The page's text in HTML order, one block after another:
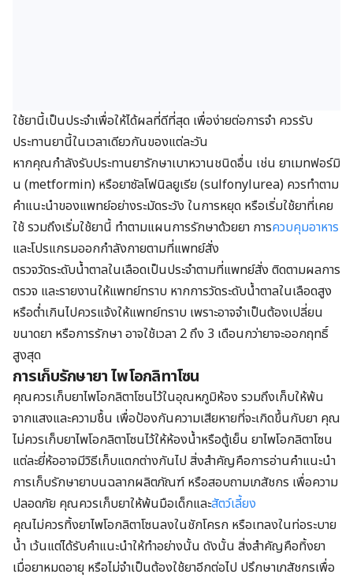
ใช้ยานี้เป็นประจำเพื่อให้ได้ผลที่ดีที่สุด เพื่อง่ายต่อการจำ ควรรับ
ประทานยานี้ในเวลาเดียวกันของแต่ละวัน
หากคุณกำลังรับประทานยารักษาเบาหวานชนิดอื่น เช่น ยาเมทฟอร์มิ
น (metformin) หรือยาซัลโฟนิลยูเรีย (sulfonylurea) ควรทำตาม
คำแนะนำของแพทย์อย่างระมัดระวัง ในการหยุด หรือเริ่มใช้ยาที่เคย
ใช้ รวมถึงเริ่มใช้ยานี้ ทำตามแผนการรักษาด้วยยา การควบคุมอาหาร
และโปรแกรมออกกำลังกายตามที่แพทย์สั่ง
ตรวจวัดระดับน้ำตาลในเลือดเป็นประจำตามที่แพทย์สั่ง ติดตามผลการ
ตรวจ และรายงานให้แพทย์ทราบ หากการวัดระดับน้ำตาลในเลือดสูง
หรือต่ำเกินไปควรแจ้งให้แพทย์ทราบ เพราะอาจจำเป็นต้องเปลี่ยน
ขนาดยา หรือการรักษา อาจใช้เวลา 2 ถึง 3 เดือนกว่ายาจะออกฤทธิ์
สูงสุด
การเก็บรักษายา ไพโอกลิทาโซน
คุณควรเก็บยาไพโอกลิตาโซนไว้ในอุณหภูมิห้อง รวมถึงเก็บให้พ้น
จากแสงและความชื้น เพื่อป้องกันความเสียหายที่จะเกิดขึ้นกับยา คุณ
ไม่ควรเก็บยาไพโอกลิตาโซนไว้ให้ห้องน้ำหรือตู้เย็น ยาไพโอกลิตาโซน
แต่ละยี่ห้ออาจมีวิธีเก็บแตกต่างกันไป สิ่งสำคัญคือการอ่านคำแนะนำ
การเก็บรักษายาบนฉลากผลิตภัณฑ์ หรือสอบถามเภสัชกร เพื่อความ
ปลอดภัย คุณควรเก็บยาให้พ้นมือเด็กและสัตว์เลี้ยง
คุณไม่ควรทิ้งยาไพโอกลิตาโซนลงในชักโครก หรือเทลงในท่อระบาย
น้ำ เว้นแต่ได้รับคำแนะนำให้ทำอย่างนั้น ดังนั้น สิ่งสำคัญคือทิ้งยา
เมื่อยาหมดอายุ หรือไม่จำเป็นต้องใช้ยาอีกต่อไป ปรึกษาเภสัชกรเพื่อ